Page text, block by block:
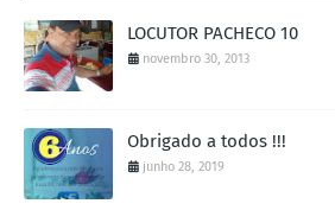
LOCUTOR PACHECO 10
novembro 30, 2013
Obrigado a todos !!!
junho 28, 2019